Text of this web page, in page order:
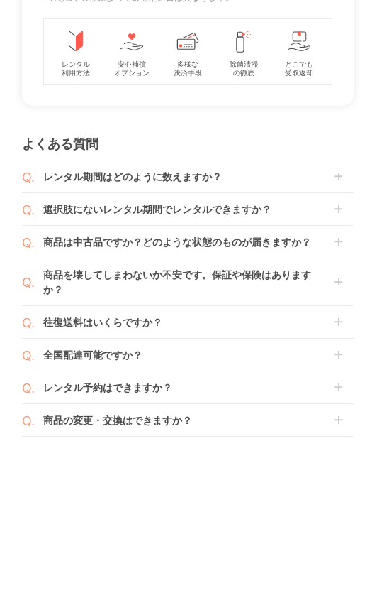
レンタル
利用方法
安心補償
オプション
多様な
決済手段
除菌清掃
の徹底
どこでも
受取返却
よくある質問
レンタル期間はどのように数えますか？
ります。
者（佐川急便）に商品の引渡しとなります。
選択肢にないレンタル期間でレンタルできますか？
です。
くか、もしくは6ヶ月レンタルご注文の上で、早期にご返却くださ
い。
商品は中古品ですか？どのような状態のものが届きますか？
す。
新品商品はメーカーから仕入れた状態のものをお送りします。商品に
ます。
ざいます。その際、メーカーの都合によっては、表示されているお届
せていただく場合がございます。あらかじめご了承ください。
す。
商品を壊してしまわないか不安です。保証や保険はあります
か？
ご注文時に商品と一緒にカートへ入れ安心補償オプションをご購入く
２つのプランごとに補償内容は異なります。
往復送料はいくらですか？
ページから住所を入力すると送料が確認いただけます。
全国配達可能ですか？
※空港への配達はご対応できかねますのであらかじめご了承くださ
レンタル予約はできますか？
商品のご注文時にご希望のお日にちに配送日指定をしてください。レ
商品の変更・交換はできますか？
リビングコット
（マットレス付き）
〈ミニサイズ〉西川
(nishikawa)リビング
〈レギュラーサイズ〉
3次元高反発敷きふと